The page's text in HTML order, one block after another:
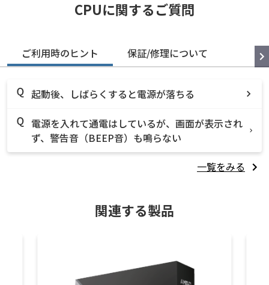
CPUに関するご質問
ご利用時のヒント 保証/修理について
起動後、しばらくすると電源が落ちる
電源を入れて通電はしているが、画面が表示され
ず、警告音（BEEP音）も鳴らない
一覧をみる
関連する製品